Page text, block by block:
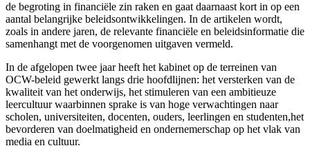
de begroting in financiële zin raken en gaat daarnaast kort in op een
aantal belangrijke beleidsontwikkelingen. In de artikelen wordt,
zoals in andere jaren, de relevante financiële en beleidsinformatie die
samenhangt met de voorgenomen uitgaven vermeld.
In de afgelopen twee jaar heeft het kabinet op de terreinen van
OCW-beleid gewerkt langs drie hoofdlijnen: het versterken van de
kwaliteit van het onderwijs, het stimuleren van een ambitieuze
leercultuur waarbinnen sprake is van hoge verwachtingen naar
scholen, universiteiten, docenten, ouders, leerlingen en studenten,het
bevorderen van doelmatigheid en ondernemerschap op het vlak van
media en cultuur.